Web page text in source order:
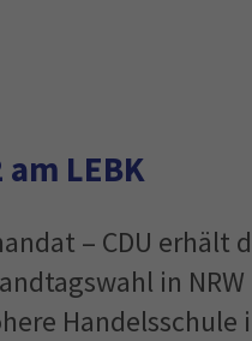
LEBK
– CDU erhält
in